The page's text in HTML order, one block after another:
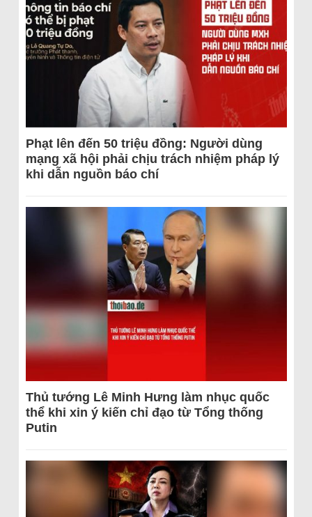
Phạt lên đến 50 triệu đồng: Người dùng
mạng xã hội phải chịu trách nhiệm pháp lý
khi dẫn nguồn báo chí
Thủ tướng Lê Minh Hưng làm nhục quốc
thể khi xin ý kiến chỉ đạo từ Tổng thống
Putin